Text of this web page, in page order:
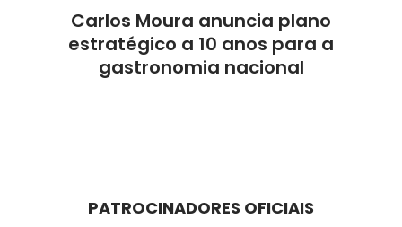
Carlos Moura anuncia plano
estratégico a 10 anos para a
gastronomia nacional
PATROCINADORES OFICIAIS